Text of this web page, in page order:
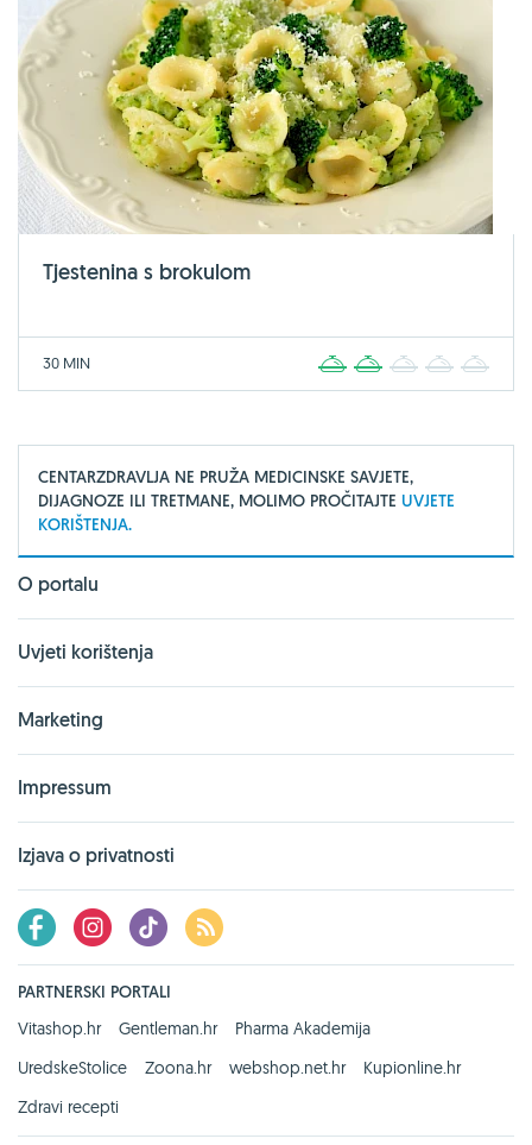
Tjestenina s brokulom
30 MIN 2 3 4
CENTARZDRAVLJA NE PRUŽA MEDICINSKE SAVJETE,
DIJAGNOZE ILI TRETMANE, MOLIMO PROČITAJTE UVJETE
KORIŠTENJA.
O portalu
Uvjeti korištenja
Marketing
Impressum
Izjava o privatnosti
PARTNERSKI PORTALI
Vitashop.hr
Gentleman.hr
Pharma Akademija
UredskeStolice
Zoona.hr webshop.net.hr
Kupionline.hr
Zdravi recepti